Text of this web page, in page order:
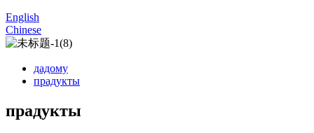
English
Chinese
дадому
прадукты
прадукты